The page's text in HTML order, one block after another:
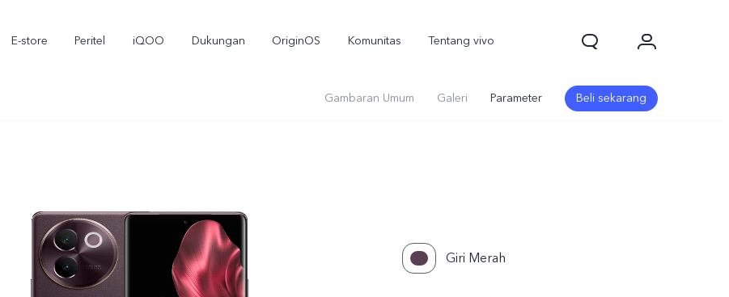
E-store Peritel iQOO Dukungan OriginOS Komunitas Tentang vivo
T5 T5 Pro baru
Gambaran Umum Galeri Parameter Beli sekarang
Giri Merah